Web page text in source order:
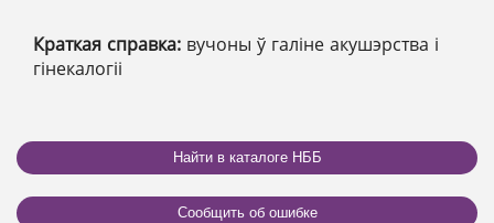
Краткая справка: вучоны ў галіне акушэрства і
гінекалогіі
Найти в каталоге НББ
Сообщить об ошибке